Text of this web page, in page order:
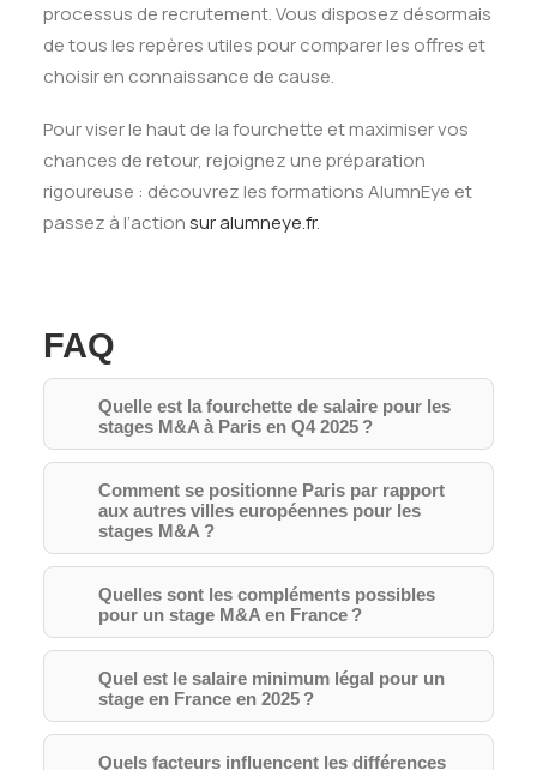
processus de recrutement. Vous disposez désormais
de tous les repères utiles pour comparer les offres et
choisir en connaissance de cause.
Pour viser le haut de la fourchette et maximiser vos
chances de retour, rejoignez une préparation
rigoureuse : découvrez les formations AlumnEye et
passez à l’actionsur alumneye.fr.
FAQ
Quelle est la fourchette de salaire pour les
stages M&A à Paris en Q4 2025 ?
Comment se positionne Paris par rapport
aux autres villes européennes pour les
stages M&A ?
Quelles sont les compléments possibles
pour un stage M&A en France ?
Quel est le salaire minimum légal pour un
stage en France en 2025 ?
Quels facteurs influencent les différences